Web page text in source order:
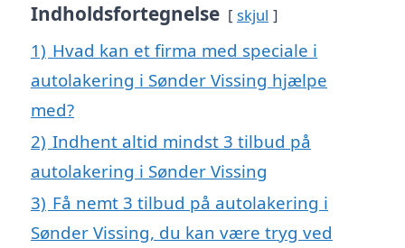
Indholdsfortegnelse skjul
1) Hvad kan et firma med speciale i
autolakering i Sønder Vissing hjælpe
med?
2) Indhent altid mindst 3 tilbud på
autolakering i Sønder Vissing
3) Få nemt 3 tilbud på autolakering i
Sønder Vissing, du kan være tryg ved